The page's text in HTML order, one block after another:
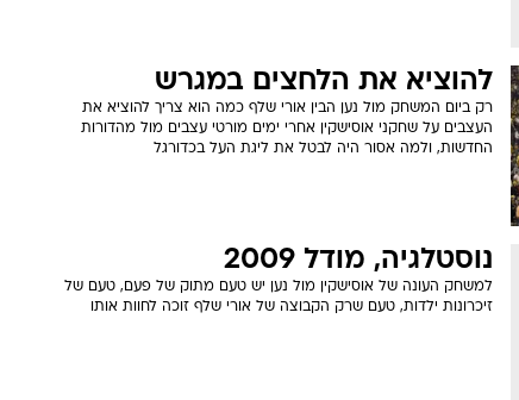
להוציא את הלחצים במגרש
רק ביום המשחק מול נען הבין אורי שלף כמה הוא צריך להוציא את
העצבים על שחקני אוסישקין אחרי ימים מורטי עצבים מול מהדורות
החדשות, ולמה אסור היה לבטל את ליגת העל בכדורגל
נוסטלגיה, מודל 2009
למשחק העונה של אוסישקין מול נען יש טעם מתוק של פעם, טעם של
זיכרונות ילדות, טעם שרק הקבוצה של אורי שלף זוכה לחוות אותו